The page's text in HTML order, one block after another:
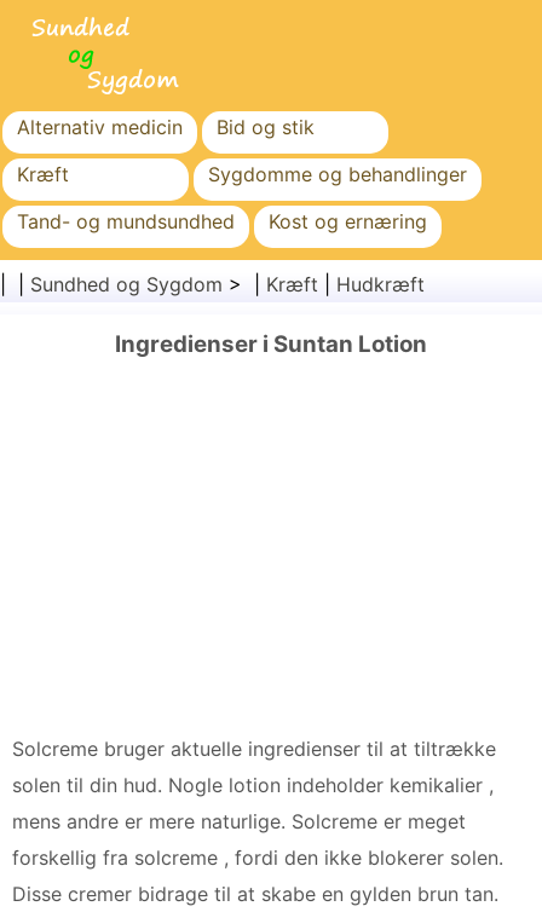
Alternativ medicin
Bid og stik
Kræft
Sygdomme og behandlinger
Tand- og mundsundhed
Kost og ernæring
Familiesundhed
Sundhedssektoren
Kirurgi og procedurer
Sundhed og Sygdom > | Kræft Hudkræft
Ingredienser i Suntan Lotion
Solcreme bruger aktuelle ingredienser til at tiltrække
solen til din hud. Nogle lotion indeholder kemikalier ,
mens andre er mere naturlige. Solcreme er meget
forskellig fra solcreme , fordi den ikke blokerer solen.
Disse cremer bidrage til at skabe en gylden brun tan.